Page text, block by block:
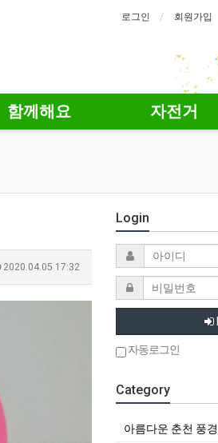
로그인 회원가입
함께해요 자전거
2020.04.05 17:32
Login
자동로그인
Category
아름다운 춘천 풍경